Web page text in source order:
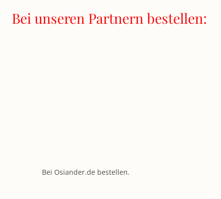
Bei unseren Partnern bestellen:
Bei Osiander.de bestellen.